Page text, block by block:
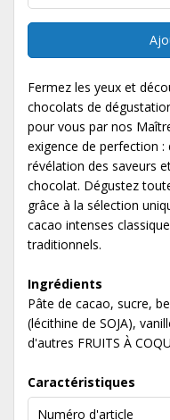
Fermez les yeux et
chocolats de
pour vous par nos
exigence de perfection
révélation des saveurs
chocolat. Dégustez
grâce à la sélection
cacao intenses
traditionnels.
Ingrédients
Pâte de cacao, sucre,
(lécithine de SOJA),
d'autres FRUITS À
Caractéristiques
Numéro d'article